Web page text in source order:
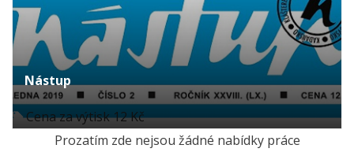
Nástup
Cena za výtisk 12 Kč
Prozatím zde nejsou žádné nabídky práce